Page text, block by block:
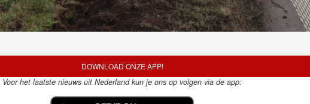
DOWNLOAD ONZE APP!
Voor het laatste nieuws uit Nederland kun je ons op volgen via de app: